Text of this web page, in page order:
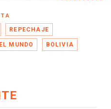
REPECHAJE
MUNDO BOLIVIA